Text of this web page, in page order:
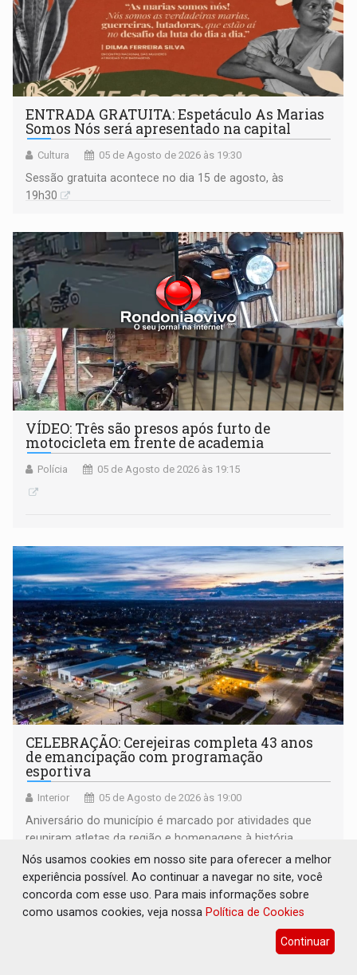
ENTRADA GRATUITA: Espetáculo As Marias
Somos Nós será apresentado na capital
Cultura 05 de Agosto de 2026 às 19:30
Sessão gratuita acontece no dia 15 de agosto, às
19h30
VÍDEO: Três são presos após furto de
motocicleta em frente de academia
Polícia 05 de Agosto de 2026 às 19:15
CELEBRAÇÃO: Cerejeiras completa 43 anos
de emancipação com programação
esportiva
Interior 05 de Agosto de 2026 às 19:00
Aniversário do município é marcado por atividades que
reuniram atletas da região e homenagens à história
construída ao longo de quatro décadas
Nós usamos cookies em nosso site para oferecer a melhor
experiência possível. Ao continuar a navegar no site, você
concorda com esse uso. Para mais informações sobre
como usamos cookies, veja nossa Política de Cookies
Continuar